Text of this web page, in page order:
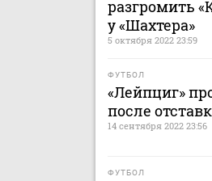
разгромить
у «Шахтера»
5 октября 2022 23:59
ФУТБОЛ
«Лейпциг»
после
14 сентября 2022 23:56
ФУТБОЛ